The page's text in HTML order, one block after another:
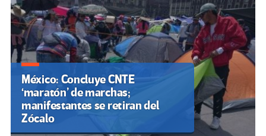
México: Concluye CNTE
‘maratón’ de marchas;
manifestantes se retiran del
Zócalo